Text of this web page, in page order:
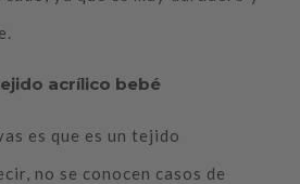
acrílico bebé
es que es un tejido
no se conocen casos de